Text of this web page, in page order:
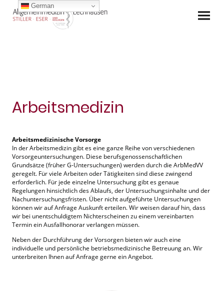
Arbeitsmedizin
Arbeitsmedizinische Vorsorge
In der Arbeitsmedizin gibt es eine ganze Reihe von verschiedenen
Vorsorgeuntersuchungen. Diese berufsgenossenschaftlichen
Grundsätze (früher G-Untersuchungen) werden durch die ArbMedVV
geregelt. Für viele Arbeiten oder Tätigkeiten sind diese zwingend
erforderlich. Für jede einzelne Untersuchung gibt es genaue
Regelungen hinsichtlich des Ablaufs, der Untersuchungsinhalte und der
Nachuntersuchungsfristen. Über nicht aufgeführte Untersuchungen
können wir auf Anfrage Auskunft erteilen. Wir weisen darauf hin, dass
wir bei unentschuldigtem Nichterscheinen zu einem vereinbarten
Termin ein Ausfallhonorar verlangen müssen.
Neben der Durchführung der Vorsorgen bieten wir auch eine
individuelle und persönliche betriebsmedizinische Betreuung an. Wir
unterbreiten Ihnen auf Anfrage gerne ein Angebot.
German